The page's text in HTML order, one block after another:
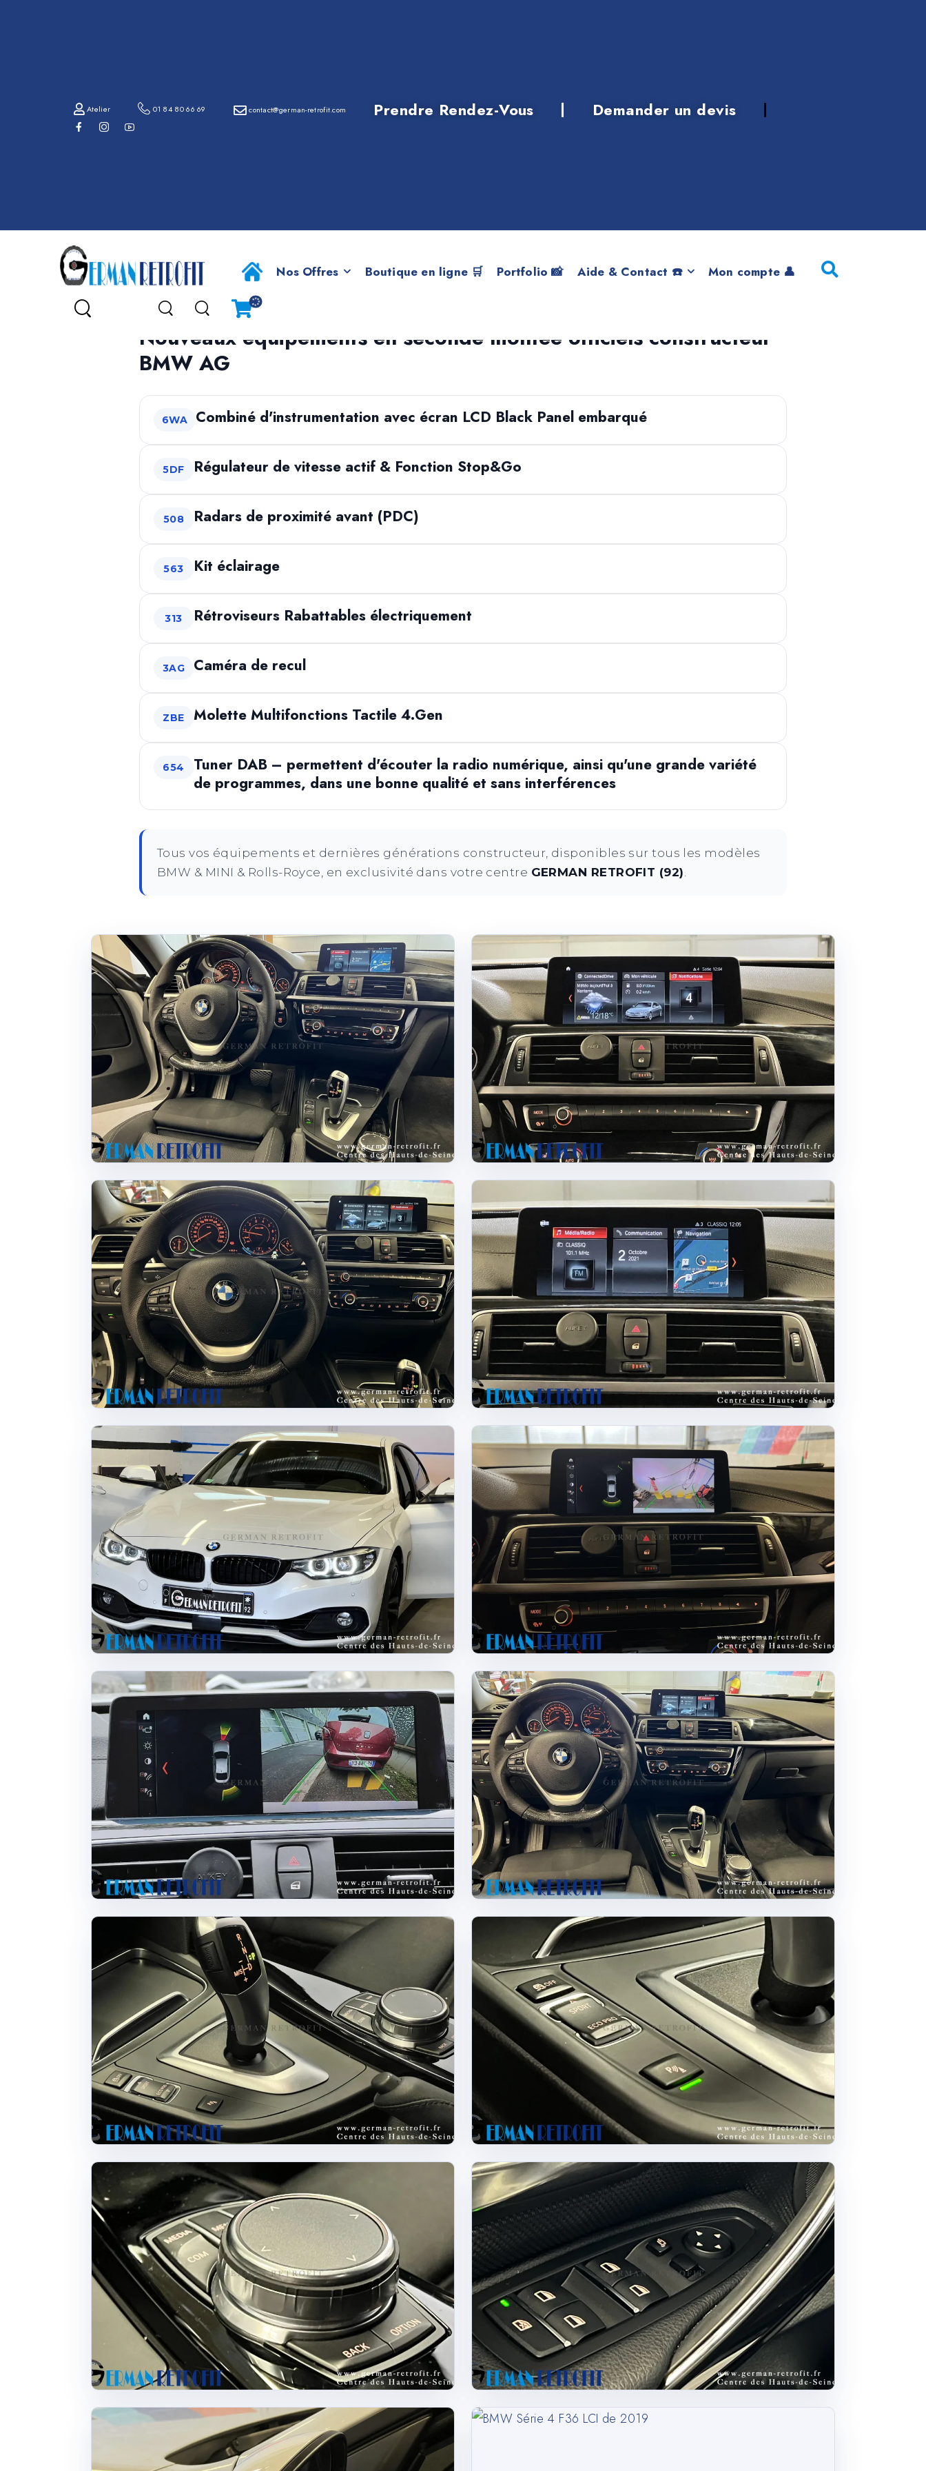
Atelier 01 84 80 66 69 contact@german-retrofit.com Prendre Rendez-Vous Demander un devis
Nos Offres Boutique en ligne 🛒 Portfolio 📸 Aide & Contact ☎️ Mon compte 👤
Nouveaux équipements en seconde montée officiels constructeur
BMW AG
6WA Combiné d'instrumentation avec écran LCD Black Panel embarqué
5DF Régulateur de vitesse actif & Fonction Stop&Go
508 Radars de proximité avant (PDC)
563 Kit éclairage
313 Rétroviseurs Rabattables électriquement
3AG Caméra de recul
ZBE Molette Multifonctions Tactile 4.Gen
654
Tuner DAB – permettent d'écouter la radio numérique, ainsi qu'une grande variété
de programmes, dans une bonne qualité et sans interférences
Tous vos équipements et dernières générations constructeur, disponibles sur tous les modèles
BMW & MINI & Rolls-Royce, en exclusivité dans votre centre GERMAN RETROFIT (92).